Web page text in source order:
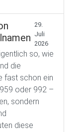
29.
Juli
2026
so, wie
die
fast schon ein
oder 992 –
sondern
diese